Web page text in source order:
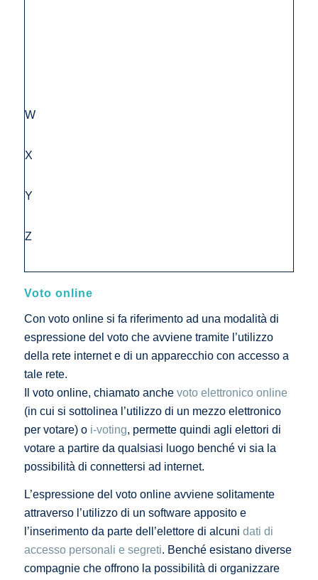
W
X
Y
Z
Voto online
Con voto online si fa riferimento ad una modalità di
espressione del voto che avviene tramite l’utilizzo
della rete internet e di un apparecchio con accesso a
tale rete.
Il voto online, chiamato anche voto elettronico online
(in cui si sottolinea l’utilizzo di un mezzo elettronico
per votare) o i-voting, permette quindi agli elettori di
votare a partire da qualsiasi luogo benché vi sia la
possibilità di connettersi ad internet.
L’espressione del voto online avviene solitamente
attraverso l’utilizzo di un software apposito e
l’inserimento da parte dell’elettore di alcuni dati di
accesso personali e segreti. Benché esistano diverse
compagnie che offrono la possibilità di organizzare